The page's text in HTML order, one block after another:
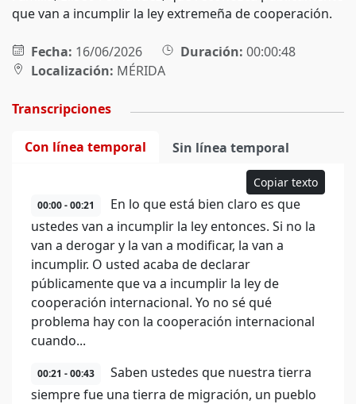
que van a incumplir la ley extremeña de cooperación.
Fecha: 16/06/2026 Duración: 00:00:48
Localización: MÉRIDA
Transcripciones
Con línea temporal Sin línea temporal
Copiar texto
00:00 - 00:21
En lo que está bien claro es que
ustedes van a incumplir la ley entonces. Si no la
van a derogar y la van a modificar, la van a
incumplir. O usted acaba de declarar
públicamente que va a incumplir la ley de
cooperación internacional. Yo no sé qué
problema hay con la cooperación internacional
cuando...
00:21 - 00:43
Saben ustedes que nuestra tierra
siempre fue una tierra de migración, un pueblo